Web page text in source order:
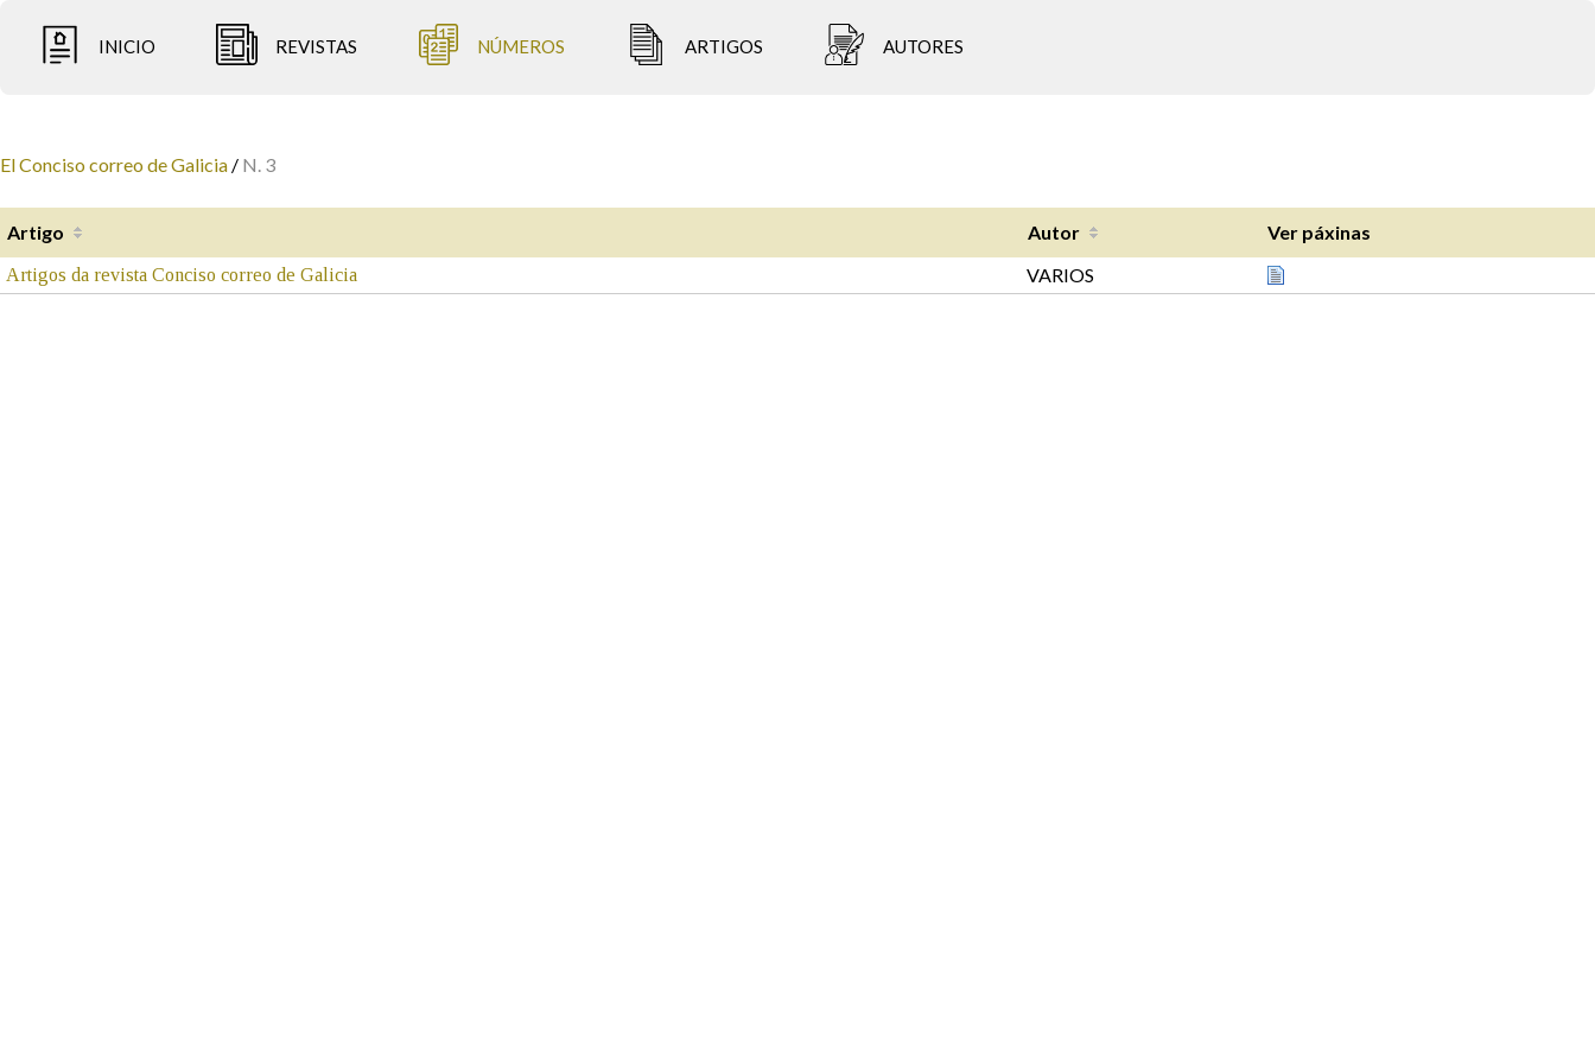
INICIO REVISTAS NÚMEROS ARTIGOS AUTORES
El Conciso correo de Galicia / N. 3
Artigo Autor Ver páxinas
Artigos da revista Conciso correo de Galicia VARIOS